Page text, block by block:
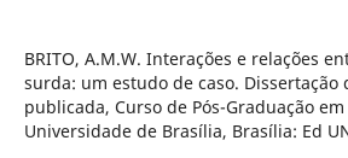
BRITO, A.M.W. Interações e relações
surda: um estudo de caso. Dissertação
publicada, Curso de Pós-Graduação
Universidade de Brasília, Brasília: Ed